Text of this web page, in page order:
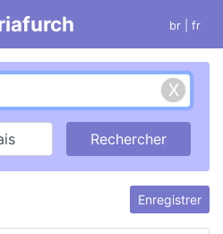
br | fr
Enregistrer